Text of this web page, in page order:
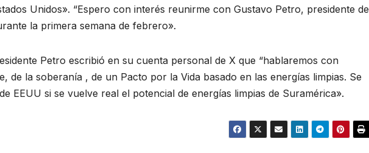
Unidos». “Espero con interés reunirme con Gustavo Petro, presidente de
la primera semana de febrero».
Petro escribió en su cuenta personal de X que “hablaremos con
de la soberanía , de un Pacto por la Vida basado en las energías limpias. Se
EEUU si se vuelve real el potencial de energías limpias de Suramérica».